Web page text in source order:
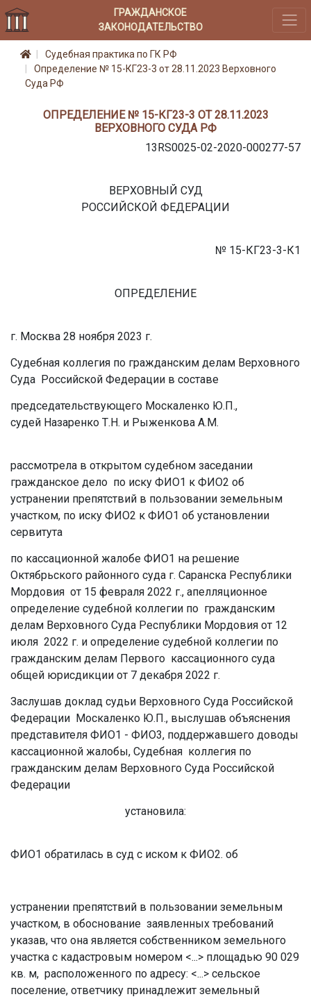
ГРАЖДАНСКОЕ
ЗАКОНОДАТЕЛЬСТВО
Судебная практика по ГК РФ
Определение № 15-КГ23-3 от 28.11.2023 Верховного
Суда РФ
ОПРЕДЕЛЕНИЕ № 15-КГ23-3 ОТ 28.11.2023
ВЕРХОВНОГО СУДА РФ
13RS0025-02-2020-000277-57
ВЕРХОВНЫЙ СУД
РОССИЙСКОЙ ФЕДЕРАЦИИ
№ 15-КГ23-3-К1
ОПРЕДЕЛЕНИЕ
г. Москва 28 ноября 2023 г.
Судебная коллегия по гражданским делам Верховного
Суда Российской Федерации в составе
председательствующего Москаленко Ю.П.,
судей Назаренко Т.Н. и Рыженкова A.M.
рассмотрела в открытом судебном заседании
гражданское дело по иску ФИО1 к ФИО2 об
устранении препятствий в пользовании земельным
участком, по иску ФИО2 к ФИО1 об установлении
сервитута
по кассационной жалобе ФИО1 на решение
Октябрьского районного суда г. Саранска Республики
Мордовия от 15 февраля 2022 г., апелляционное
определение судебной коллегии по гражданским
делам Верховного Суда Республики Мордовия от 12
июля 2022 г. и определение судебной коллегии по
гражданским делам Первого кассационного суда
общей юрисдикции от 7 декабря 2022 г.
Заслушав доклад судьи Верховного Суда Российской
Федерации Москаленко Ю.П., выслушав объяснения
представителя ФИО1 - ФИО3, поддержавшего доводы
кассационной жалобы, Судебная коллегия по
гражданским делам Верховного Суда Российской
Федерации
установила:
ФИО1 обратилась в суд с иском к ФИО2. об
устранении препятствий в пользовании земельным
участком, в обоснование заявленных требований
указав, что она является собственником земельного
участка с кадастровым номером <...> площадью 90 029
кв. м, расположенного по адресу: <...> сельское
поселение, ответчику принадлежит земельный